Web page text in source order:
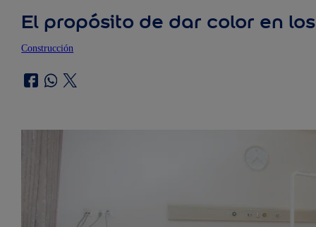
El propósito de dar color en
Construcción